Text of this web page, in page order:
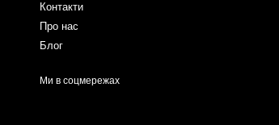
Контакти
Про нас
Блог
Ми в соцмережах